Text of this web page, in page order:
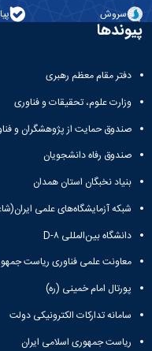
سروش
پیوندها
دفتر مقام معظم رهبری
وزارت علوم، تحقیقات و فناوری
صندوق حمایت از پژوهشگران و
صندوق رفاه دانشجویان
بنیاد نخبگان استان همدان
شبکه آزمایشگاه‌های علمی
دانشگاه بین‌المللی D-۸
معاونت علمی فناوری ریاست
پورتال امام خمینی (ره)
سامانه تدارکات الکترونیکی دولت
ریاست جمهوری اسلامی ایران